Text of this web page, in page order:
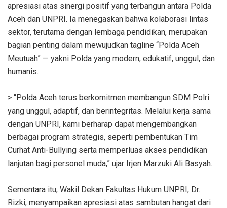
apresiasi atas sinergi positif yang terbangun antara Polda
Aceh dan UNPRI. Ia menegaskan bahwa kolaborasi lintas
sektor, terutama dengan lembaga pendidikan, merupakan
bagian penting dalam mewujudkan tagline “Polda Aceh
Meutuah” — yakni Polda yang modern, edukatif, unggul, dan
humanis.
‎> “Polda Aceh terus berkomitmen membangun SDM Polri
yang unggul, adaptif, dan berintegritas. Melalui kerja sama
dengan UNPRI, kami berharap dapat mengembangkan
berbagai program strategis, seperti pembentukan Tim
Curhat Anti-Bullying serta memperluas akses pendidikan
lanjutan bagi personel muda,” ujar Irjen Marzuki Ali Basyah.
‎Sementara itu, Wakil Dekan Fakultas Hukum UNPRI, Dr.
Rizki, menyampaikan apresiasi atas sambutan hangat dari